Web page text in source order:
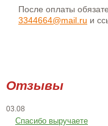
После оплаты
3344664@mail.ru и
Отзывы
03.08
Спасибо выручаете